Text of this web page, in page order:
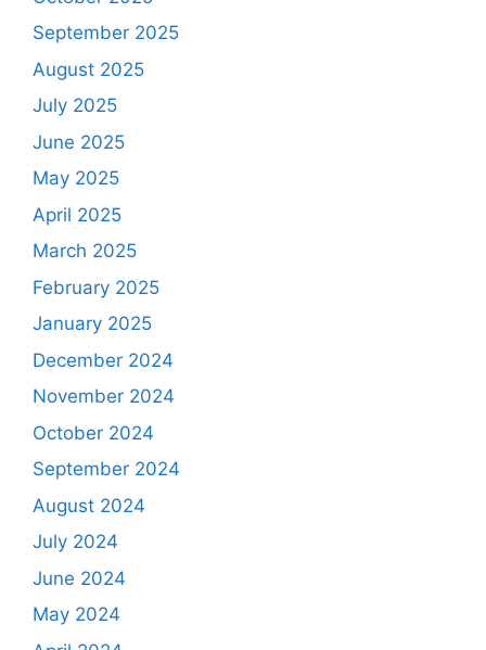
September 2025
August 2025
July 2025
June 2025
May 2025
April 2025
March 2025
February 2025
January 2025
December 2024
November 2024
October 2024
September 2024
August 2024
July 2024
June 2024
May 2024